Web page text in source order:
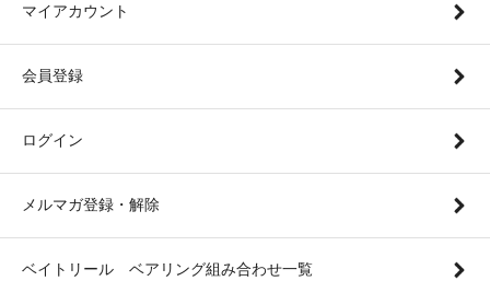
マイアカウント
会員登録
ログイン
メルマガ登録・解除
ベイトリール ベアリング組み合わせ一覧